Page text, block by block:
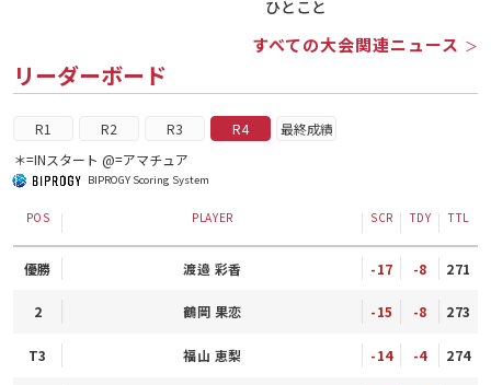
ひとこと
すべての大会関連ニュース ＞
リーダーボード
R1 R2 R3 R4 最終成績
BIPROGY Scoring System
＊=INスタート @=アマチュア
POS PLAYER SCR TDY TTL
優勝 渡邉 彩香 -17 -8 271
2 鶴岡 果恋 -15 -8 273
T3 福山 恵梨 -14 -4 274